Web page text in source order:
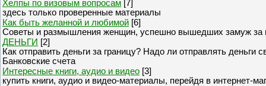
Хелпы по визовым вопросам [7]
здесь только проверенные материалы
Как быть желанной и любимой [6]
Советы и размышления женщин, успешно вышедших замуж за
ДЕНЬГИ [2]
Как отправить деньги за границу? Надо ли отправлять деньги
Банковские счета
Интересные книги, аудио и видео [3]
купить книги, аудио и видео-материалы, перейдя в интернет-